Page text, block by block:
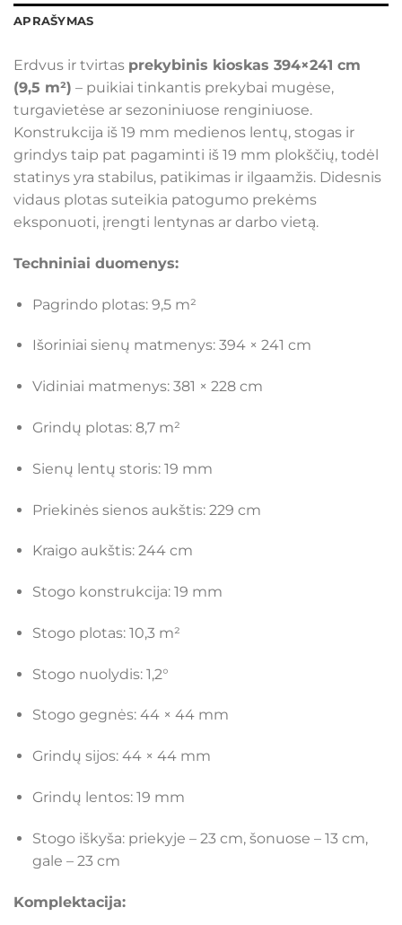
APRAŠYMAS
Erdvus ir tvirtas prekybinis kioskas 394×241 cm
(9,5 m²) – puikiai tinkantis prekybai mugėse,
turgavietėse ar sezoniniuose renginiuose.
Konstrukcija iš 19 mm medienos lentų, stogas ir
grindys taip pat pagaminti iš 19 mm plokščių, todėl
statinys yra stabilus, patikimas ir ilgaamžis. Didesnis
vidaus plotas suteikia patogumo prekėms
eksponuoti, įrengti lentynas ar darbo vietą.
Techniniai duomenys:
Pagrindo plotas: 9,5 m²
Išoriniai sienų matmenys: 394 × 241 cm
Vidiniai matmenys: 381 × 228 cm
Grindų plotas: 8,7 m²
Sienų lentų storis: 19 mm
Priekinės sienos aukštis: 229 cm
Kraigo aukštis: 244 cm
Stogo konstrukcija: 19 mm
Stogo plotas: 10,3 m²
Stogo nuolydis: 1,2°
Stogo gegnės: 44 × 44 mm
Grindų sijos: 44 × 44 mm
Grindų lentos: 19 mm
Stogo iškyša: priekyje – 23 cm, šonuose – 13 cm,
gale – 23 cm
Komplektacija: